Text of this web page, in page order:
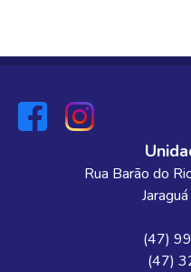
Rua Barão do
(47)
(47)